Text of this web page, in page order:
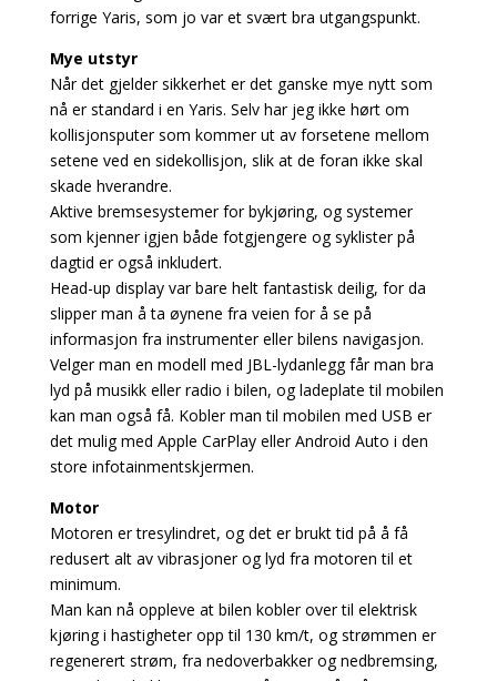
forrige Yaris, som jo var et svært bra utgangspunkt.
Mye utstyr
Når det gjelder sikkerhet er det ganske mye nytt som
nå er standard i en Yaris. Selv har jeg ikke hørt om
kollisjonsputer som kommer ut av forsetene mellom
setene ved en sidekollisjon, slik at de foran ikke skal
skade hverandre.
Aktive bremsesystemer for bykjøring, og systemer
som kjenner igjen både fotgjengere og syklister på
dagtid er også inkludert.
Head-up display var bare helt fantastisk deilig, for da
slipper man å ta øynene fra veien for å se på
informasjon fra instrumenter eller bilens navigasjon.
Velger man en modell med JBL-lydanlegg får man bra
lyd på musikk eller radio i bilen, og ladeplate til mobilen
kan man også få. Kobler man til mobilen med USB er
det mulig med Apple CarPlay eller Android Auto i den
store infotainmentskjermen.
Motor
Motoren er tresylindret, og det er brukt tid på å få
redusert alt av vibrasjoner og lyd fra motoren til et
minimum.
Man kan nå oppleve at bilen kobler over til elektrisk
kjøring i hastigheter opp til 130 km/t, og strømmen er
regenerert strøm, fra nedoverbakker og nedbremsing,